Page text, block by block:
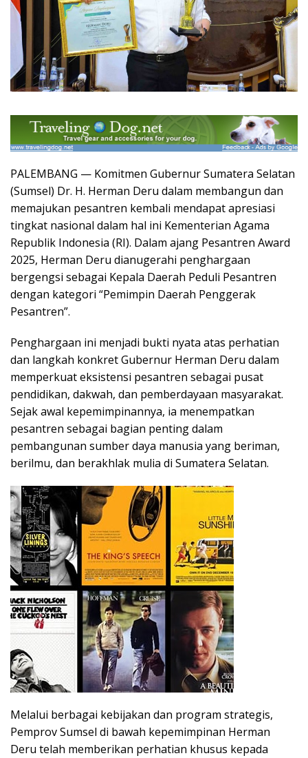
PALEMBANG — Komitmen Gubernur Sumatera Selatan
(Sumsel) Dr. H. Herman Deru dalam membangun dan
memajukan pesantren kembali mendapat apresiasi
tingkat nasional dalam hal ini Kementerian Agama
Republik Indonesia (RI). Dalam ajang Pesantren Award
2025, Herman Deru dianugerahi penghargaan
bergengsi sebagai Kepala Daerah Peduli Pesantren
dengan kategori “Pemimpin Daerah Penggerak
Pesantren”.
Penghargaan ini menjadi bukti nyata atas perhatian
dan langkah konkret Gubernur Herman Deru dalam
memperkuat eksistensi pesantren sebagai pusat
pendidikan, dakwah, dan pemberdayaan masyarakat.
Sejak awal kepemimpinannya, ia menempatkan
pesantren sebagai bagian penting dalam
pembangunan sumber daya manusia yang beriman,
berilmu, dan berakhlak mulia di Sumatera Selatan.
Melalui berbagai kebijakan dan program strategis,
Pemprov Sumsel di bawah kepemimpinan Herman
Deru telah memberikan perhatian khusus kepada